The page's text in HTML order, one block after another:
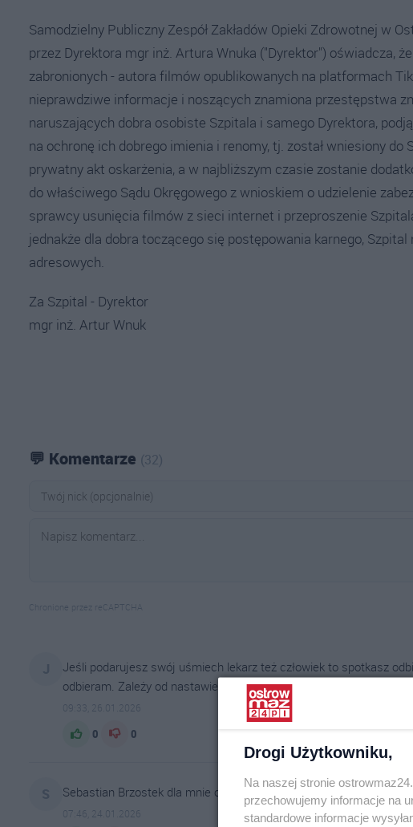
Samodzielny Publiczny Zespół Zakładów Opieki Zdrowotnej w
przez Dyrektora mgr inż. Artura Wnuka ("Dyrektor") oświadcza,
zabronionych - autora filmów opublikowanych na platformach
nieprawdziwe informacje i noszących znamiona przestępstwa
naruszających dobra osobiste Szpitala i samego Dyrektora,
na ochronę ich dobrego imienia i renomy, tj. został wniesiony
prywatny akt oskarżenia, a w najbliższym czasie zostanie
do właściwego Sądu Okręgowego z wnioskiem o udzielenie
sprawcy usunięcia filmów z sieci internet i przeproszenie
jednakże dla dobra toczącego się postępowania karnego,
adresowych.
Za Szpital - Dyrektor
mgr inż. Artur Wnuk
💬 Komentarze (32)
Chronione przez reCAPTCHA
Jeśli podarujesz swój uśmiech lekarz też człowiek to spotkasz
odbieram. Zależy od nastawienia i zaufania do drugiego człowieka
09:33, 26.01.2026
0 0
Sebastian Brzostek dla mnie osobiscie tak
07:46, 24.01.2026
Drogi Użytkowniku,
Na naszej stronie
przechowujemy informacje na
standardowe informacje